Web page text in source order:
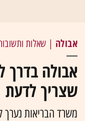
אבולה | שאלות
אבולה בדרך
שצריך לדעת
משרד הבריאות